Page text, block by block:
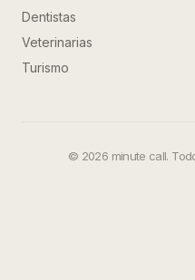
Dentistas
Veterinarias
Turismo
© 2026 minute call.